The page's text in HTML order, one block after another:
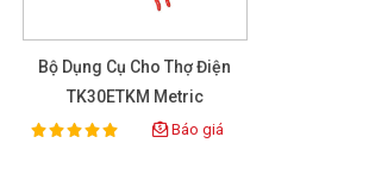
Bộ Dụng Cụ Cho Thợ Điện
TK30ETKM Metric
Salisbury 30 Chi Tiết
Rating:
100% Báo giá